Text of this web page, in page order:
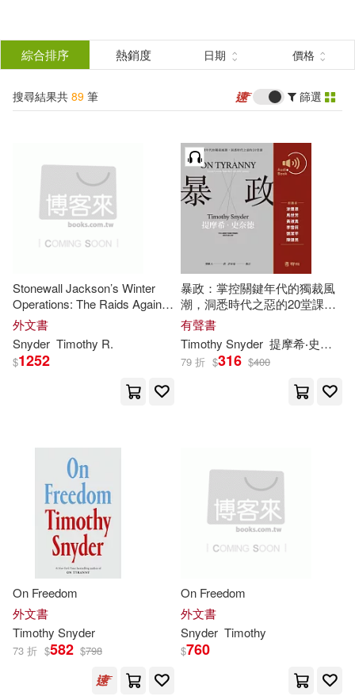
結
分類 (單選)
所有商品(89) 圖書(80)
作者 (可複選)
Snyder(49) Timothy(36)
提摩希．史奈德(12)
Ralph (NRT)(5)
Timothy Snyder(5)
提摩希‧史奈德(5) Judt(4)
Tony/ Snyder(4)
Timothy/ Cosham(3)
Andreas(2)
Edward P. (EDT)/ Christner(2)
展開
出版社 (可複選)
Ingram(51) 聯經出版公司(9)
衛城出版(6)
Random House(4)
Yale Univ Pr(3)
(可複選)
綜合排序 熱銷度 日期 價格
搜尋結果共 89 筆 篩選
Stonewall Jackson’s Winter
Operations: The Raids Against
the C&o Canal and the Bath-
Romney Campaign, December
1861 to February 1862
外文書
Snyder Timothy R.
$1252
暴政：掌控關鍵年代的獨裁風
潮，洞悉時代之惡的20堂課
(有聲書)
有聲書
Timothy Snyder 提摩希‧史奈德
79 折 $316 $400
On Freedom
外文書
Timothy Snyder
73 折 $582 $798
On Freedom
外文書
Snyder Timothy
$760